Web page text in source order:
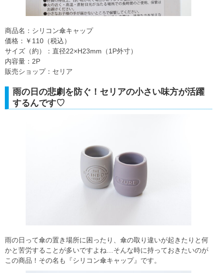
商品名：シリコン傘キャップ
価格：￥110（税込）
サイズ（約）：直径22×H23mm（1P外寸）
内容量：2P
販売ショップ：セリア
雨の日の悲劇を防ぐ！セリアの小さい味方が活躍
するんです♡
雨の日って傘の置き場所に困ったり、傘の取り違いが起きたりと何
かと苦労することが多いですよね…そんな時に持っておきたいのが
この商品！その名も『シリコン傘キャップ』です。